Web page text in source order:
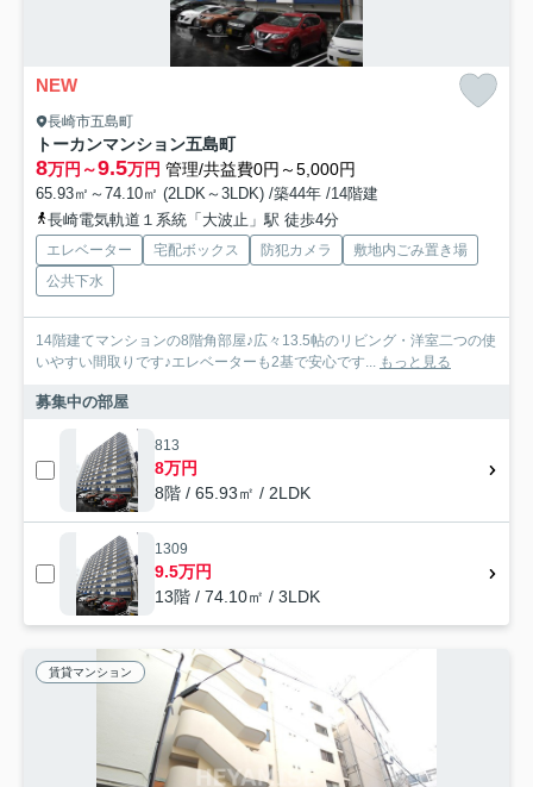
NEW
長崎市五島町
トーカンマンション五島町
8万円～9.5万円 管理/共益費0円～5,000円
65.93㎡～74.10㎡ (2LDK～3LDK) /築44年 /14階建
長崎電気軌道１系統「大波止」駅 徒歩4分
エレベーター 宅配ボックス 防犯カメラ
敷地内ごみ置き場
公共下水
14階建てマンションの8階角部屋♪広々13.5帖のリビング・洋室二つの使
いやすい間取りです♪エレベーターも2基で安心です... もっと見る
募集中の部屋
813
8万円
8階 / 65.93㎡ / 2LDK
1309
9.5万円
13階 / 74.10㎡ / 3LDK
賃貸マンション